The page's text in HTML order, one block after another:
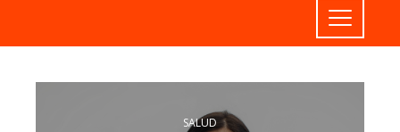
SALUD